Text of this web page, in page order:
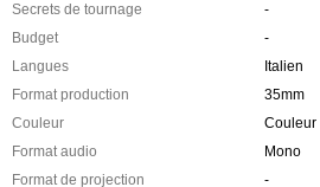
Secrets de tournage
-
Budget
-
Langues
Italien
Format production
35mm
Couleur
Couleur
Format audio
Mono
Format de projection
-